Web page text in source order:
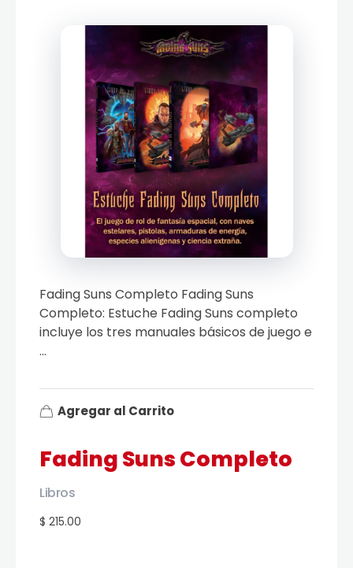
Fading Suns Completo
$ 215.00
Libros
Fading Suns Completo Fading Suns
Completo: Estuche Fading Suns completo
incluye los tres manuales básicos de juego e
...
Agregar al Carrito